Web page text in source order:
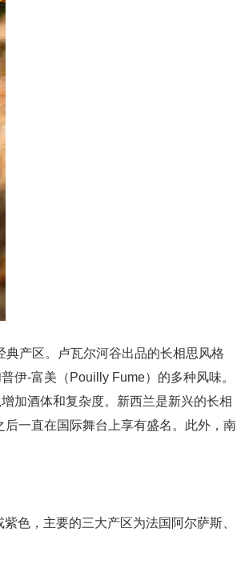
产区。卢瓦尔河谷出品的长相思风格
伊-富美（Pouilly Fume）的多种风味。
加酒体和复杂度。新西兰是新兴的长相
一直在国际舞台上享有盛名。此外，南
色，主要的三大产区为法国阿尔萨斯、